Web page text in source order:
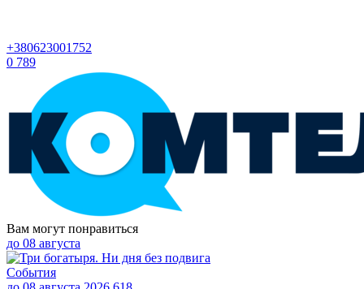
+380623001752
0 789
Вам могут понравиться
до 08 августа
События